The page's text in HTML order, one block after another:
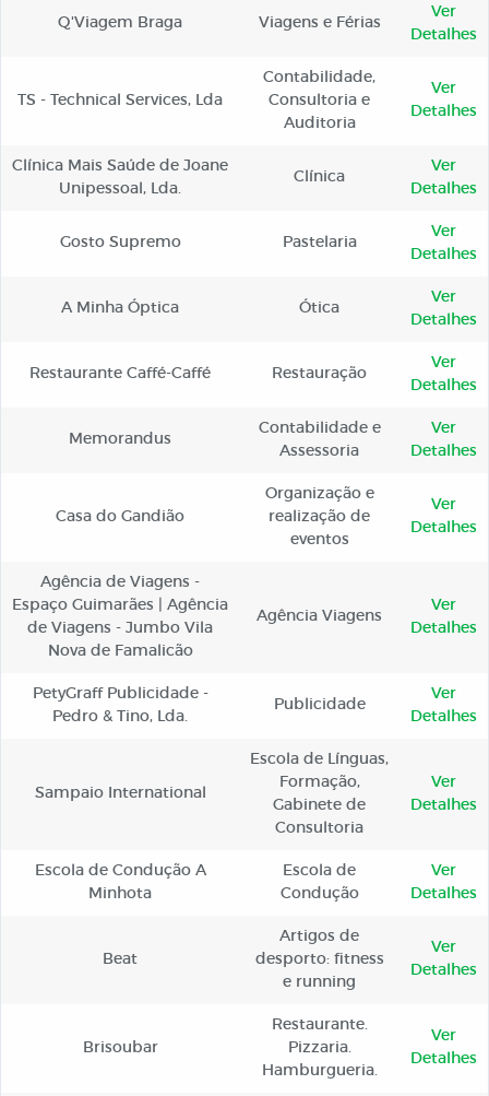
Q'Viagem Braga Viagens e Férias
Ver
Detalhes
TS - Technical Services, Lda
Contabilidade,
Consultoria e
Auditoria
Ver
Detalhes
Clínica Mais Saúde de Joane
Unipessoal, Lda.
Clínica
Ver
Detalhes
Gosto Supremo Pastelaria
Ver
Detalhes
A Minha Óptica Ótica
Ver
Detalhes
Restaurante Caffé-Caffé Restauração
Ver
Detalhes
Memorandus
Contabilidade e
Assessoria
Ver
Detalhes
Casa do Gandião
Organização e
realização de
eventos
Ver
Detalhes
Agência de Viagens -
Espaço Guimarães | Agência
de Viagens - Jumbo Vila
Nova de Famalicão
Agência Viagens
Ver
Detalhes
PetyGraff Publicidade -
Pedro & Tino, Lda.
Publicidade
Ver
Detalhes
Sampaio International
Escola de Línguas,
Formação,
Gabinete de
Consultoria
Ver
Detalhes
Escola de Condução A
Minhota
Escola de
Condução
Ver
Detalhes
Beat
Artigos de
desporto: fitness
e running
Ver
Detalhes
Brisoubar
Restaurante.
Pizzaria.
Hamburgueria.
Ver
Detalhes